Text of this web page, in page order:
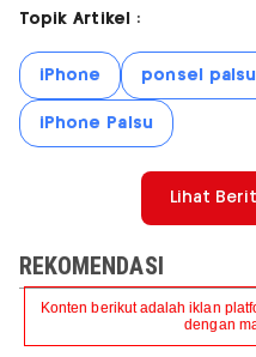
Topik Artikel :
iPhone ponsel palsu
iPhone Palsu
Lihat